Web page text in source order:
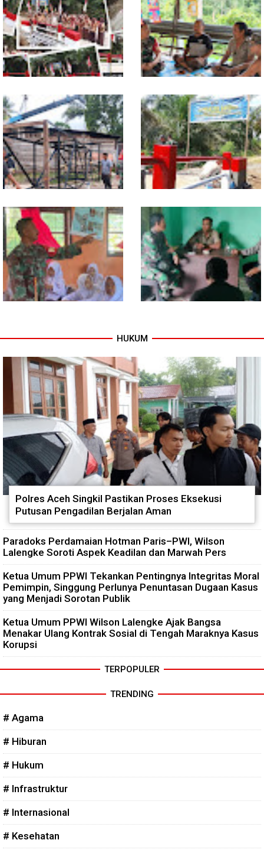
Babinsa Dampingi Petani
Rawat Cabai, Dukung
Ketahanan Pangan
Tuntas Dibangun, Jembatan
Garuda Perkuat Konektivitas
Teladan Baru–Kuala Kepeng
TNI dan Warga Tuntaskan
Jembatan Garuda, Akses
Ekonomi Kian Terbuka
Warung Kopi Jadi Ruang
Komsos, Babinsa Ajak Warga
Jaga Keamanan Lingkungan
Program TNI AD Manunggal Air
Masuki Tahap Pendirian Tower
Polytank di Simpang Kiri
Sentuhan Akhir Jembatan
Garuda Dikebut, Kodim 0118
Optimistis Tepat Waktu
kepada Siswa SMP
Babinsa dan Bhabinkamtibmas
Kibarkan Merah Putih
HUKUM
Polres Aceh Singkil Pastikan Proses Eksekusi
Putusan Pengadilan Berjalan Aman
Paradoks Perdamaian Hotman Paris–PWI, Wilson
Lalengke Soroti Aspek Keadilan dan Marwah Pers
Ketua Umum PPWI Tekankan Pentingnya Integritas Moral
Pemimpin, Singgung Perlunya Penuntasan Dugaan Kasus
yang Menjadi Sorotan Publik
Ketua Umum PPWI Wilson Lalengke Ajak Bangsa
Menakar Ulang Kontrak Sosial di Tengah Maraknya Kasus
Korupsi
TERPOPULER
TRENDING
# Agama
# Hiburan
# Hukum
# Infrastruktur
# Internasional
# Kesehatan